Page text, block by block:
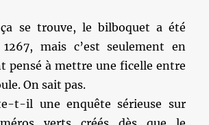
se trouve, le bilboquet a été
mais c’est seulement en
pensé à mettre une ficelle entre
On sait pas.
t-il une enquête sérieuse sur